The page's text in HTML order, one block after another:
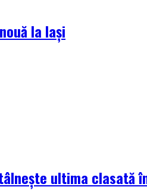
la Iași
ultima clasată